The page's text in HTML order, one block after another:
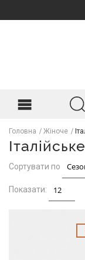
Головна Жіноче
Сортувати по
Показати: